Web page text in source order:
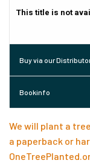
This title is not
Buy via our
Bookinfo
We will plant a
a paperback or